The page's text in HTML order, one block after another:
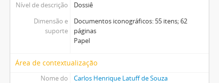
Nível de descrição
Dossiê
Dimensão e
suporte
Documentos iconográficos: 55 itens; 62
páginas
Papel
Área de contextualização
Nome do
Carlos Henrique Latuff de Souza